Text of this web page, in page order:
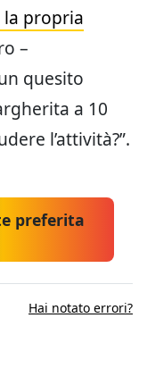
la propria
–
quesito
a 10
l’attività?”.
preferita
Hai notato errori?